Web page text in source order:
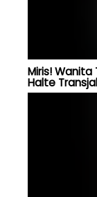
Miris!
Halte